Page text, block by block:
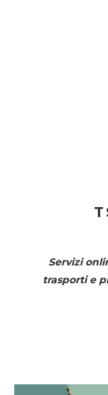
Servizi
trasporti e